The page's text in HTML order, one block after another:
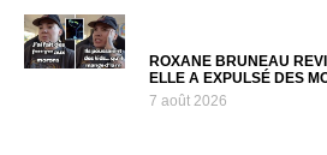
ROXANE BRUNEAU
ELLE A EXPULSÉ DES
7 août 2026